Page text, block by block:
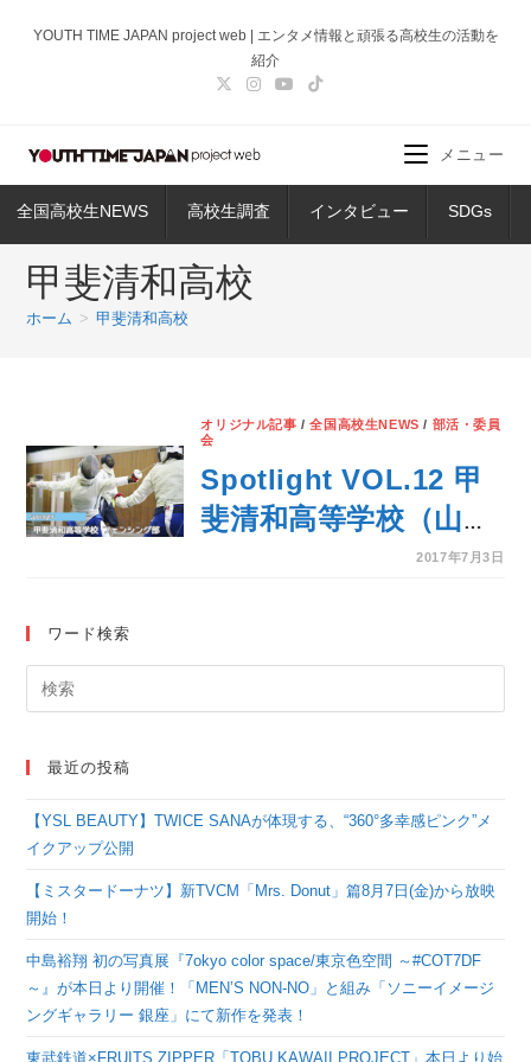
ス
ッ
YOUTH TIME JAPAN project web | エンタメ情報と頑張る高校生の活動を
紹介
全国高校生NEWS 高校生調査 インタビュー SDGs
メニュー
甲斐清和高校
ホーム > 甲斐清和高校
オリジナル記事 /全国高校生NEWS / 部活・委員
会
Spotlight VOL.12 甲
斐清和高等学校（山梨
県） フェンシング部
2017年7月3日
ワード検索
最近の投稿
【YSL BEAUTY】TWICE SANAが体現する、“360°多幸感ピンク”メ
イクアップ公開
【ミスタードーナツ】新TVCM「Mrs. Donut」篇8月7日(金)から放映
開始！
中島裕翔 初の写真展『7okyo color space/東京色空間 ～#COT7DF
～』が本日より開催！「MEN’S NON-NO」と組み「ソニーイメージ
ングギャラリー 銀座」にて新作を発表！
東武鉄道×FRUITS ZIPPER「TOBU KAWAII PROJECT」本日より始